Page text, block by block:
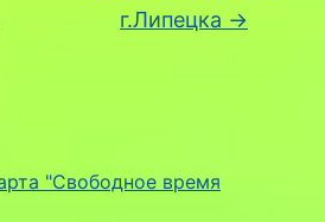
"Свободное время
г.Липецка →